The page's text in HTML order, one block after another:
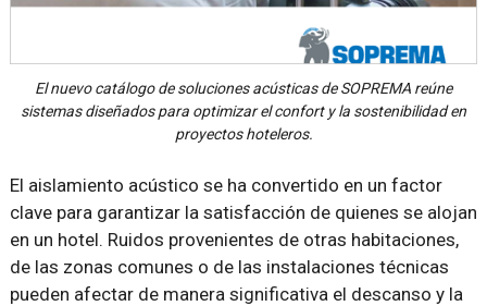
El nuevo catálogo de soluciones acústicas de SOPREMA reúne
sistemas diseñados para optimizar el confort y la sostenibilidad en
proyectos hoteleros.
El aislamiento acústico se ha convertido en un factor
clave para garantizar la satisfacción de quienes se alojan
en un hotel. Ruidos provenientes de otras habitaciones,
de las zonas comunes o de las instalaciones técnicas
pueden afectar de manera significativa el descanso y la